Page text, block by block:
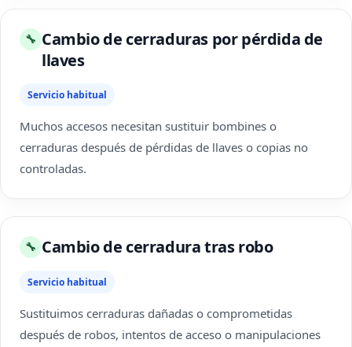
🔧 Cambio de cerraduras por pérdida de
llaves
Servicio habitual
Muchos accesos necesitan sustituir bombines o
cerraduras después de pérdidas de llaves o copias no
controladas.
🔧 Cambio de cerradura tras robo
Servicio habitual
Sustituimos cerraduras dañadas o comprometidas
después de robos, intentos de acceso o manipulaciones